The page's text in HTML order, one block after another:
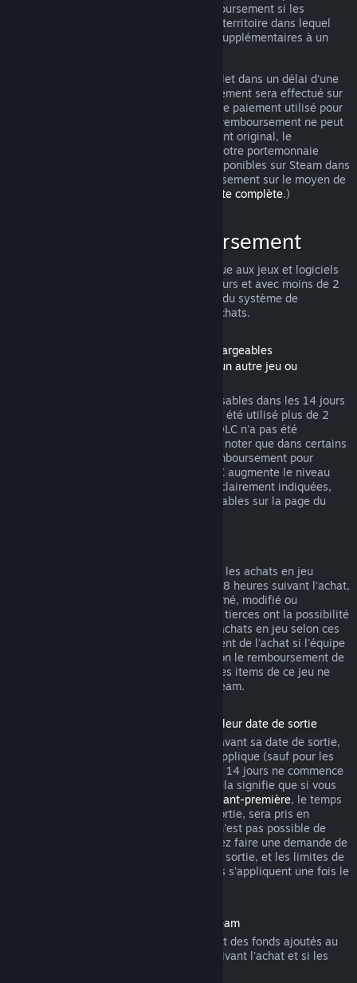
pouvez tout de même demander un remboursement si les
conditions ne sont pas remplies. Selon le territoire dans lequel
vous vivez, vous pouvez avoir des droits supplémentaires à un
Vous obtiendrez un remboursement complet dans un délai d'une
semaine après approbation. Le remboursement sera effectué sur
le portemonnaie Steam ou sur le moyen de paiement utilisé pour
l'achat. Si pour une raison quelconque le remboursement ne peut
pas être effectué sur le moyen de paiement original, le
remboursement intégral sera réalisé sur votre portemonnaie
Steam. (Certains moyens de paiement disponibles sur Steam dans
votre pays ne permettent pas de remboursement sur le moyen de
Cliquez ici pour une liste complète.)
Conditions de remboursement
L'offre de remboursement Steam s'applique aux jeux et logiciels
du magasin Steam achetés dans les 14 jours et avec moins de 2
heures d'utilisation. Voici un récapitulatif du système de
remboursement pour les autres types d'achats.
Remboursement pour les contenus téléchargeables
(Contenu du magasin Steam nécessitant un autre jeu ou
Les DLC achetés sur Steam sont remboursables dans les 14 jours
suivant l'achat et si le jeu de base n'a pas été utilisé plus de 2
heures après l'achat du DLC, tant que le DLC n'a pas été
consommé, modifié ou transféré. Veuillez noter que dans certains
cas, Steam ne pourra pas proposer de remboursement pour
certains DLC tiers (par exemple, si un DLC augmente le niveau
d'un personnage). Ces exceptions seront clairement indiquées,
avant l'achat, comme étant non remboursables sur la page du
Steam propose des remboursements pour les achats en jeu
effectués dans les jeux Valve durant les 48 heures suivant l'achat,
tant que l'item en jeu n'a pas été consommé, modifié ou
transféré. Les équipes de développement tierces ont la possibilité
d'autoriser les remboursements pour les achats en jeu selon ces
mêmes termes. Steam indiquera au moment de l'achat si l'équipe
de développement du jeu a autorisé ou non le remboursement de
l'item. Dans le cas contraire, les achats des items de ce jeu ne
pourront pas vous être remboursés via Steam.
Remboursement des titres achetés avant leur date de sortie
Lorsque vous achetez un titre sur Steam avant sa date de sortie,
la limite habituelle de 2 heures de jeu s'applique (sauf pour les
périodes de test bêta), mais la période de 14 jours ne commence
qu'à partir de la date de sortie du titre. Cela signifie que si vous
avant-première, le temps
de jeu total, y compris avant la date de sortie, sera pris en
compte. Si vous préachetez un titre qu'il n'est pas possible de
lancer avant sa date de sortie, vous pouvez faire une demande de
remboursement n'importe quand avant sa sortie, et les limites de
14 jours ou de 2 heures de jeu habituelles s'appliquent une fois le
Remboursements sur le portemonnaie Steam
Vous pouvez demander un remboursement des fonds ajoutés au
portemonnaie Steam dans les 14 jours suivant l'achat et si les